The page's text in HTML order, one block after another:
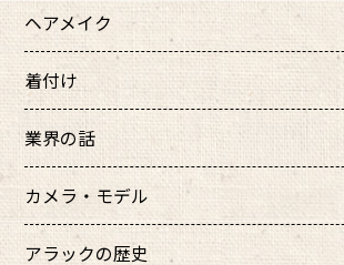
ヘアメイク
着付け
業界の話
カメラ・モデル
アラックの歴史